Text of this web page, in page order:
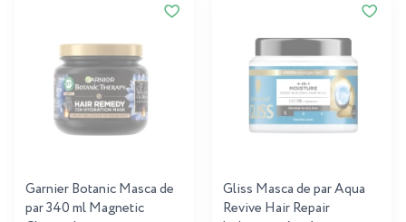
Garnier Botanic Masca de
par 340 ml Magnetic
Gliss Masca de par Aqua
Revive Hair Repair